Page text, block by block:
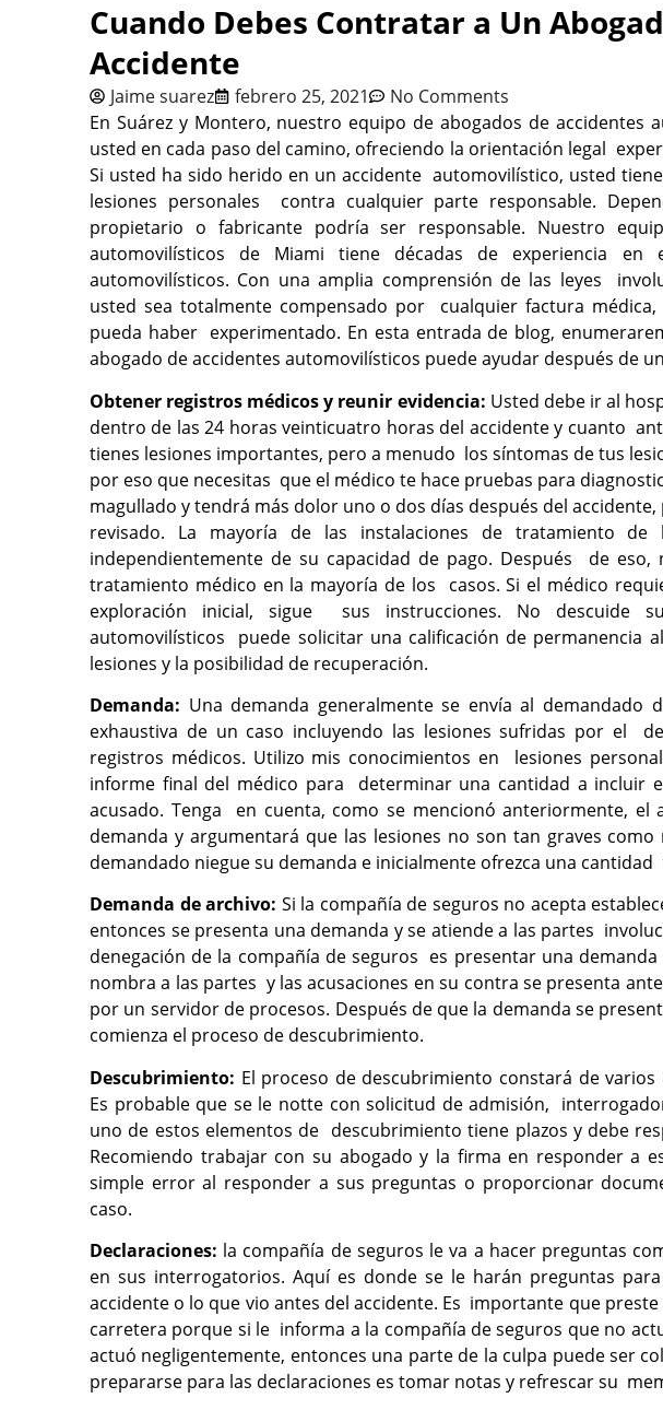
Cuando Debes Contratar a Un
Accidente
Jaime suarez febrero 25, 2021
No Comments
En Suárez y Montero, nuestro equipo de abogados de
usted en cada paso del camino, ofreciendo la orientación legal
Si usted ha sido herido en un accidente automovilístico, usted
lesiones personales contra cualquier parte responsable.
propietario o fabricante podría ser responsable. Nuestro
automovilísticos de Miami tiene décadas de experiencia
automovilísticos. Con una amplia comprensión de las leyes
usted sea totalmente compensado por cualquier factura
pueda haber experimentado. En esta entrada de blog,
abogado de accidentes automovilísticos puede ayudar después de
Obtener registros médicos y reunir evidencia: Usted debe ir al
dentro de las 24 horas veinticuatro horas del accidente y cuanto
tienes lesiones importantes, pero a menudo los síntomas de tus
por eso que necesitas que el médico te hace pruebas para
magullado y tendrá más dolor uno o dos días después del
revisado. La mayoría de las instalaciones de tratamiento
independientemente de su capacidad de pago. Después de
tratamiento médico en la mayoría de los casos. Si el médico
exploración inicial, sigue sus instrucciones. No descuide
automovilísticos puede solicitar una calificación de permanencia
lesiones y la posibilidad de recuperación.
Demanda: Una demanda generalmente se envía al
exhaustiva de un caso incluyendo las lesiones sufridas por el
registros médicos. Utilizo mis conocimientos en lesiones
informe final del médico para determinar una cantidad a incluir
acusado. Tenga en cuenta, como se mencionó anteriormente, el
demanda y argumentará que las lesiones no son tan graves
demandado niegue su demanda e inicialmente ofrezca una
Demanda de archivo: Si la compañía de seguros no acepta
entonces se presenta una demanda y se atiende a las partes
denegación de la compañía de seguros es presentar una
nombra a las partes y las acusaciones en su contra se presenta
por un servidor de procesos. Después de que la demanda se
comienza el proceso de descubrimiento.
Descubrimiento: El proceso de descubrimiento constará de
Es probable que se le notte con solicitud de admisión,
uno de estos elementos de descubrimiento tiene plazos y debe
Recomiendo trabajar con su abogado y la firma en responder a
simple error al responder a sus preguntas o proporcionar
caso.
Declaraciones: la compañía de seguros le va a hacer preguntas
en sus interrogatorios. Aquí es donde se le harán preguntas
accidente o lo que vio antes del accidente. Es importante que
carretera porque si le informa a la compañía de seguros que no
actuó negligentemente, entonces una parte de la culpa puede ser
prepararse para las declaraciones es tomar notas y refrescar su